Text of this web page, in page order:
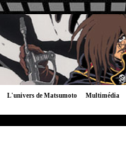
L'univers de Matsumoto Multimédia